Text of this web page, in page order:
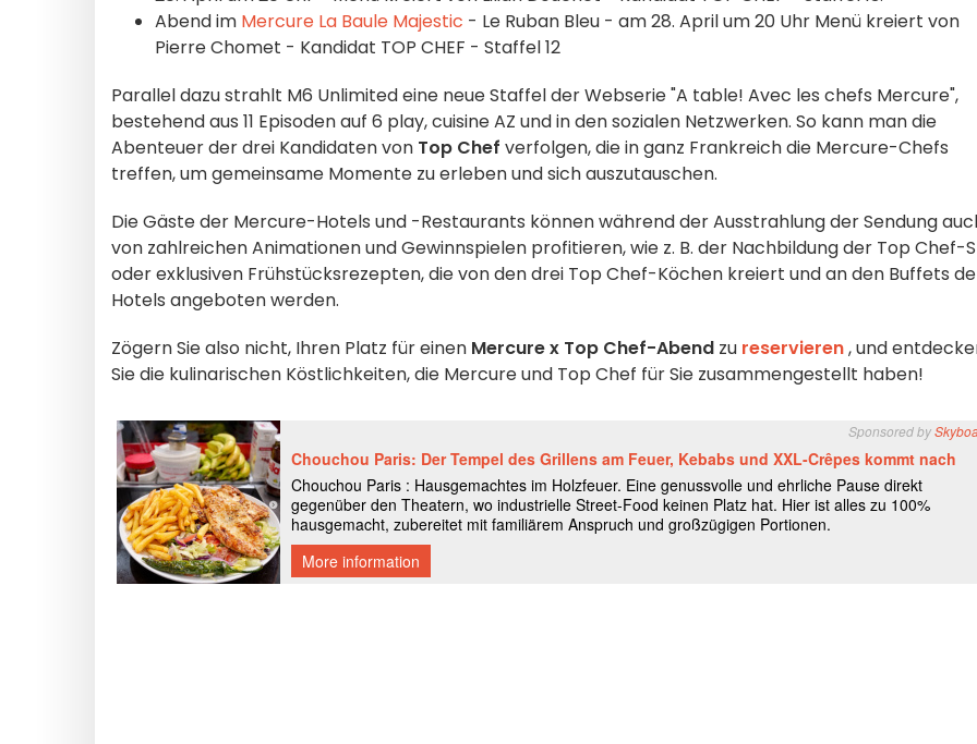
Abend im Mercure La Baule Majestic - Le Ruban Bleu - am 28. April um 20 Uhr Menü kreiert von
Pierre Chomet - Kandidat TOP CHEF - Staffel 12
Parallel dazu strahlt M6 Unlimited eine neue Staffel der Webserie "A table! Avec les chefs Mercure",
bestehend aus 11 Episoden auf 6 play, cuisine AZ und in den sozialen Netzwerken. So kann man die
Abenteuer der drei Kandidaten von Top Chef verfolgen, die in ganz Frankreich die Mercure-Chefs
treffen, um gemeinsame Momente zu erleben und sich auszutauschen.
Die Gäste der Mercure-Hotels und -Restaurants können während der Ausstrahlung der Sendung
von zahlreichen Animationen und Gewinnspielen profitieren, wie z. B. der Nachbildung der Top Chef-
oder exklusiven Frühstücksrezepten, die von den drei Top Chef-Köchen kreiert und an den Buffets
Hotels angeboten werden.
Zögern Sie also nicht, Ihren Platz für einen Mercure x Top Chef-Abend zu reservieren, und
Sie die kulinarischen Köstlichkeiten, die Mercure und Top Chef für Sie zusammengestellt haben!